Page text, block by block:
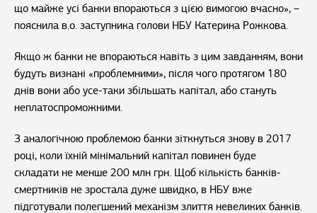
що майже усі банки впораються з цією вимогою вчасно», –
пояснила в.о. заступника голови НБУ Катерина Рожкова.
Якщо ж банки не впораються навіть з цим завданням, вони
будуть визнані «проблемними», після чого протягом 180
днів вони або усе-таки збільшать капітал, або стануть
неплатоспроможними.
З аналогічною проблемою банки зіткнуться знову в 2017
році, коли їхній мінімальний капітал повинен буде
складати не менше 200 млн грн. Щоб кількість банків-
смертників не зростала дуже швидко, в НБУ вже
підготували полегшений механізм злиття невеликих банків.